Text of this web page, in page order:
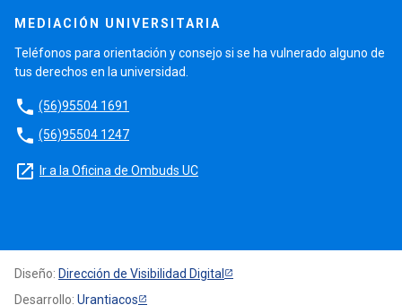
MEDIACIÓN UNIVERSITARIA
Teléfonos para orientación y consejo si se ha vulnerado alguno de
tus derechos en la universidad.
phone (56)95504 1691
phone (56)95504 1247
launch Ir a la Oficina de Ombuds UC
Diseño: Dirección de Visibilidad Digital
Desarrollo: Urantiacos